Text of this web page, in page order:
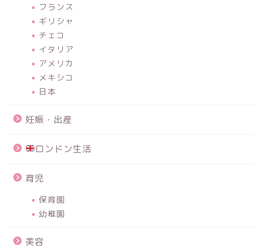
フランス
ギリシャ
チェコ
イタリア
アメリカ
メキシコ
日本
妊娠・出産
ロンドン生活
育児
保育園
幼稚園
美容